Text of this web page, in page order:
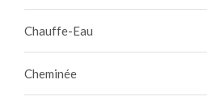
Chauffe-Eau
Cheminée